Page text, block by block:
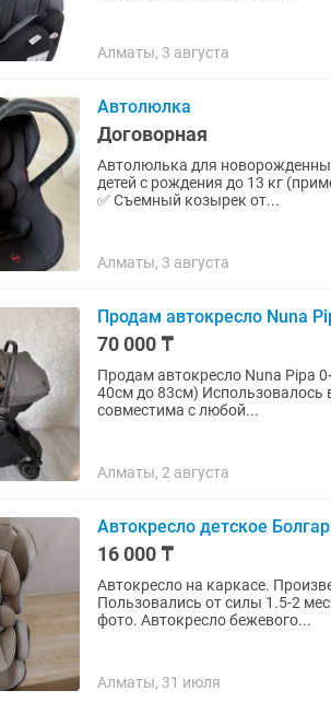
Алматы, 3 августа
Автолюлка
Договорная
Автолюлька для новорожденных Продам автолюльку в хорошем состоянии. ✅ Подходит
детей с рождения до 13 кг
✅ Съемный козырек от...
Алматы, 3 августа
Продам автокресло Nuna
70 000 ₸
Продам автокресло Nuna Pipa
40см до 83см) Использовалось
совместима с любой...
Алматы, 2 августа
Автокресло детское
16 000 ₸
Автокресло на каркасе.
Пользовались от силы 1.5-2
фото. Автокресло бежевого...
Алматы, 31 июля